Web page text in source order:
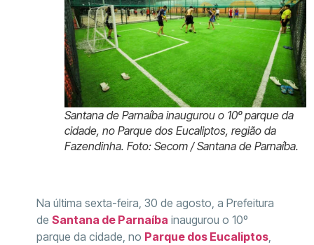
Santana de Parnaíba inaugurou o 10º parque da
cidade, no Parque dos Eucaliptos, região da
Fazendinha. Foto: Secom / Santana de Parnaíba.
Na última sexta-feira, 30 de agosto, a Prefeitura
de Santana de Parnaíba inaugurou o 10º
parque da cidade, no Parque dos Eucaliptos,